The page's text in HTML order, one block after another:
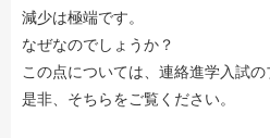
減少は極端です。
なぜなのでしょうか？
この点については、連絡進学入試の
是非、そちらをご覧ください。